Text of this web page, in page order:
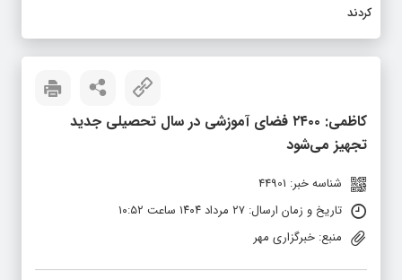
کردند
کاظمی: ۲۴۰۰ فضای آموزشی در سال تحصیلی جدید
تجهیز می‌شود
شناسه خبر: 44901
تاریخ و زمان ارسال: ۲۷ مرداد ۱۴۰۴ ساعت ۱۰:۵۲
منبع: خبرگزاری مهر